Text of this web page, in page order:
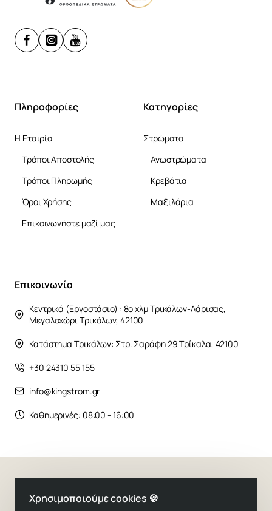
Χρησιμοποιούμε cookies 🍪
Πληροφορίες
Η Εταιρία
Τρόποι Αποστολής
Τρόποι Πληρωμής
Όροι Χρήσης
Επικοινωνήστε μαζί μας
Κατηγορίες
Στρώματα
Ανωστρώματα
Κρεβάτια
Μαξιλάρια
Επικοινωνία
Κεντρικά (Εργοστάσιο) : 8ο χλμ Τρικάλων-Λάρισας,
Μεγαλοχώρι Τρικάλων, 42100
Κατάστημα Τρικάλων: Στρ. Σαράφη 29 Τρίκαλα, 42100
+30 24310 55 155
info@kingstrom.gr
Καθημερινές: 08:00 - 16:00